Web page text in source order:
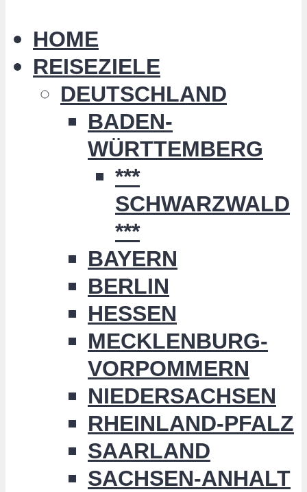
HOME
REISEZIELE
DEUTSCHLAND
BADEN-
WÜRTTEMBERG
***
SCHWARZWALD
***
BAYERN
BERLIN
HESSEN
MECKLENBURG-
VORPOMMERN
NIEDERSACHSEN
RHEINLAND-PFALZ
SAARLAND
SACHSEN-ANHALT